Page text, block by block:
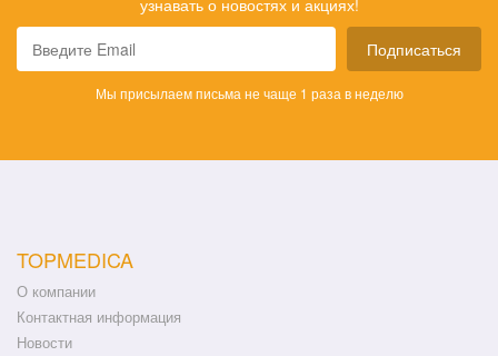
узнавать о новостях и акциях!
Подписаться
Мы присылаем письма не чаще 1 раза в неделю
TOPMEDICA
О компании
Контактная информация
Новости